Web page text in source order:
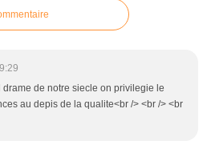
drame de notre siecle on privilegie le
au depis de la qualite<br /> <br /> <br